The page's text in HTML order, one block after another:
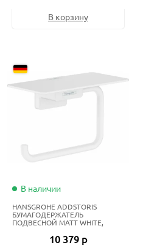
В корзину
В наличии
HANSGROHE ADDSTORIS
БУМАГОДЕРЖАТЕЛЬ
ПОДВЕСНОЙ MATT WHITE,
10 379 р